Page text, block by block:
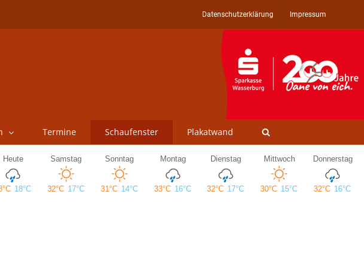
Datenschutzerklärung Impressum
Termine Schaufenster Plakatwand